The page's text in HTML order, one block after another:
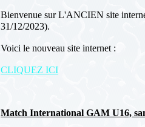
Bienvenue sur L'ANCIEN site
31/12/2023).
Voici le nouveau site internet :
CLIQUEZ ICI
Match International GAM U16,